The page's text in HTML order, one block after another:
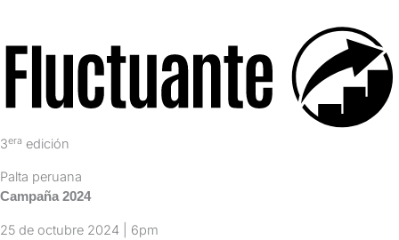
3era edición
Palta peruana
Campaña 2024
25 de octubre 2024 | 6pm